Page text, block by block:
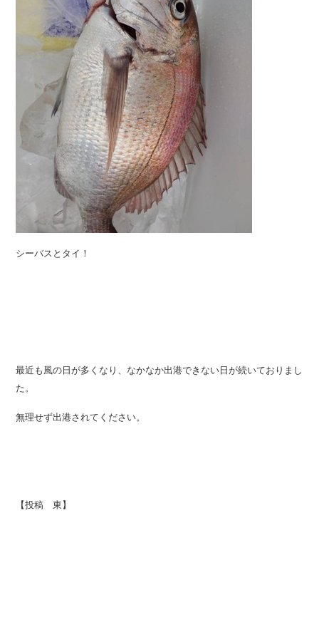
シーバスとタイ！
最近も風の日が多くなり、なかなか出港できない日が続いておりまし
た。
無理せず出港されてください。
【投稿 東】